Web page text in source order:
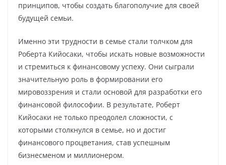
принципов, чтобы создать благополучие для своей
будущей семьи.
Именно эти трудности в семье стали толчком для
Роберта Кийосаки, чтобы искать новые возможности
и стремиться к финансовому успеху. Они сыграли
значительную роль в формировании его
мировоззрения и стали основой для разработки его
финансовой философии. В результате, Роберт
Кийосаки не только преодолел сложности, с
которыми столкнулся в семье, но и достиг
финансового процветания, став успешным
бизнесменом и миллионером.